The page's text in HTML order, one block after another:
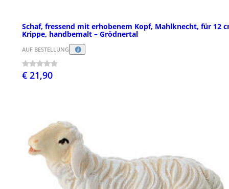
Schaf, fressend mit erhobenem Kopf, Mahlknecht, für 12
Krippe, handbemalt – Grödnertal
AUF BESTELLUNG
€ 21,90